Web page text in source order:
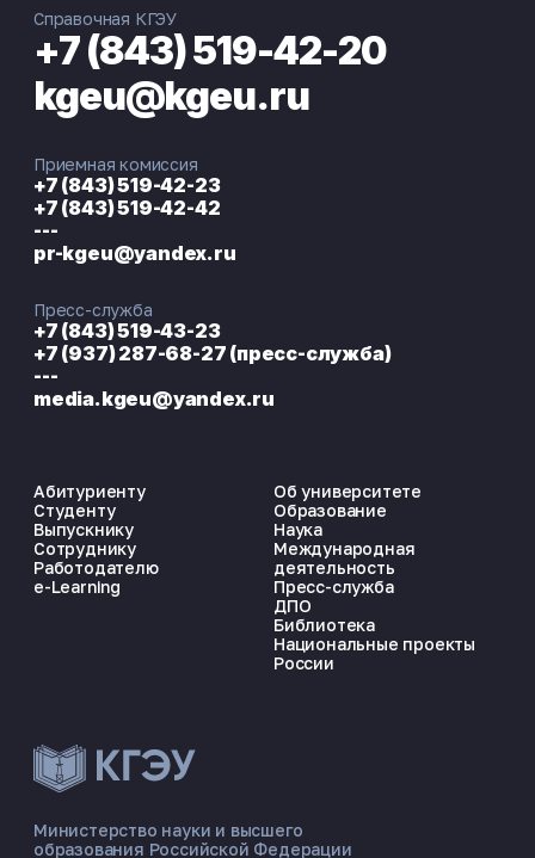
ЭНЕРГОКОД — ПОМОЩНИК КГЭУ
Министерство науки и высшего
образования Российской Федерации
Абитуриенту
Студенту
Выпускнику
Сотруднику
Работодателю
e-Learning
Об университете
Образование
Наука
Международная
деятельность
Пресс-служба
ДПО
Библиотека
Национальные проекты
России
Справочная КГЭУ
+7 (843) 519-42-20
kgeu@kgeu.ru
Приемная комиссия
+7 (843) 519-42-23
+7 (843) 519-42-42
---
pr-kgeu@yandex.ru
Пресс-служба
+7 (843) 519-43-23
+7 (937) 287-68-27 (пресс-служба)
---
media.kgeu@yandex.ru